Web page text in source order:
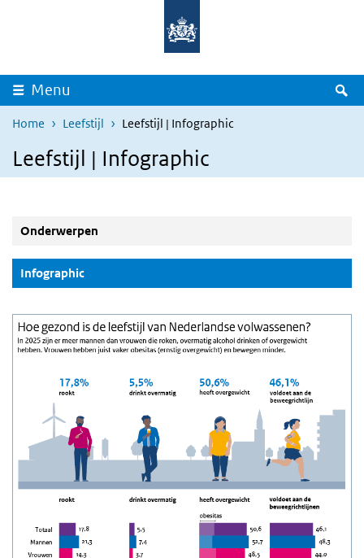
Overslaan en naar de inhoud gaan
Menu
Home Leefstijl Leefstijl | Infographic
Leefstijl | Infographic
Onderwerpen
Infographic(Actieve knop)